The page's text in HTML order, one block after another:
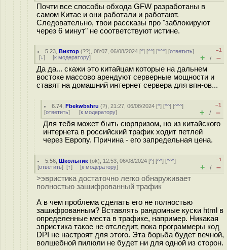
Почти все способы обхода GFW разработаны в
самом Китае и они работали и работают.
Следовательно, твои рассказы про "заблокируют
через 6 минут" не соответствуют истине.
5.23 ,Виктор (??), 08:07, 06/08/2024 [^] [^^] [^^^] [ответить]
[↓] [к модератору]
–1
+ / –
Да да... скажи это китайцам которые на дальнем
востоке массово арендуют серверные мощности и
ставят на домашний интернет сервера для впн-ов...
6.74 ,Fbekwbshru (?), 21:27, 06/08/2024 [^] [^^] [^^^]
[ответить] [к модератору]
–1
+ / –
Для тебя может быть сюрпризом, но из китайского
интернета в российский трафик ходит петлей
через Европу. Причина - его запредельная цена.
5.56 ,Школьник (ok), 12:53, 06/08/2024 [^] [^^] [^^^]
[ответить] [↑] [к модератору]
–1
+ / –
>эвристика достаточно легко обнаруживает
полностью зашифрованный трафик
А в чем проблема сделать его не полностью
зашифрованным? Вставлять рандомные куски html в
определенные места в трафике, например. Никакая
эвристика такое не отследит, пока программеры код
DPI не настроят для этого. Эта борьба будет вечной,
волшебной пилюли не будет ни для одной из сторон.